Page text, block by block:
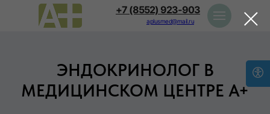
+7 (8552) 923-903
aplusmed@mail.ru
ЭНДОКРИНОЛОГ В
МЕДИЦИНСКОМ ЦЕНТРЕ А+